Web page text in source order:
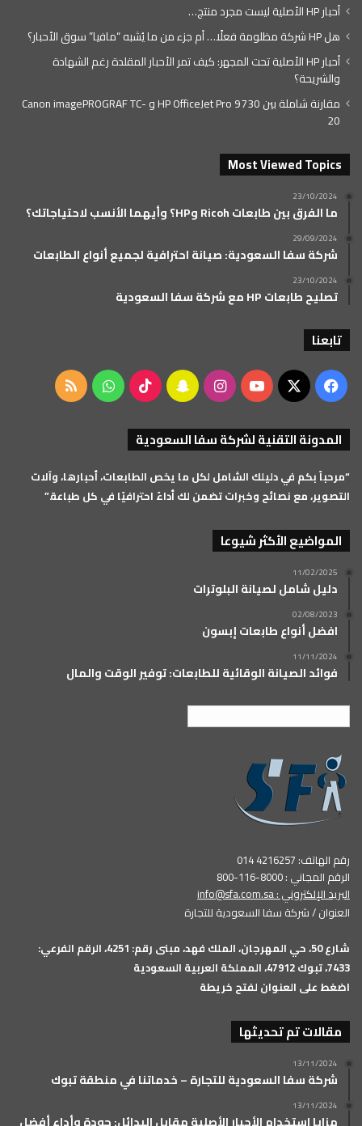
أحبار HP الأصلية ليست مجرد منتج…
هل HP شركة مظلومة فعلًا… أم جزء من ما يُشبه “مافيا” سوق الأحبار؟
أحبار HP الأصلية تحت المجهر: كيف تمر الأحبار المقلدة رغم الشهادة
والشريحة؟
مقارنة شاملة بين HP OfficeJet Pro 9730 و Canon imagePROGRAF TC-
20
Most Viewed Topics
23/10/2024
ما الفرق بين طابعات Ricoh وHP؟ وأيهما الأنسب لاحتياجاتك؟
29/09/2024
شركة سفا السعودية: صيانة احترافية لجميع أنواع الطابعات
23/10/2024
تصليح طابعات HP مع شركة سفا السعودية
تابعنا
فيسبوك
‫X
‫YouTubeانستقرامسناب ‫TikTok واتساب ملخص
المدونة التقنية لشركة سفا السعودية
“مرحباً بكم في دليلك الشامل لكل ما يخص الطابعات، أحبارها، وآلات
التصوير، مع نصائح وخبرات تضمن لك أداءً احترافيًا في كل طباعة.”
المواضيع الأكثر شيوعا
11/02/2025
دليل شامل لصيانة البلوترات
02/08/2023
افضل أنواع طابعات إبسون
11/11/2024
فوائد الصيانة الوقائية للطابعات: توفير الوقت والمال
رقم الهاتف: 4216257 014
الرقم المجاني : 8000-116-800
البريد الإلكتروني :info@sfa.com.sa
العنوان / شركة سفا السعودية للتجارة
شارع 50، حي المهرجان، الملك فهد، مبنى رقم: 4251، الرقم الفرعي:
7433، تبوك 47912، المملكة العربية السعودية
اضغط على العنوان لفتح خريطة
مقالات تم تحديثها
13/11/2024
شركة سفا السعودية للتجارة – خدماتنا في منطقة تبوك
13/11/2024
مزايا استخدام الأحبار الأصلية مقابل البدائل: جودة وأداء أفضل